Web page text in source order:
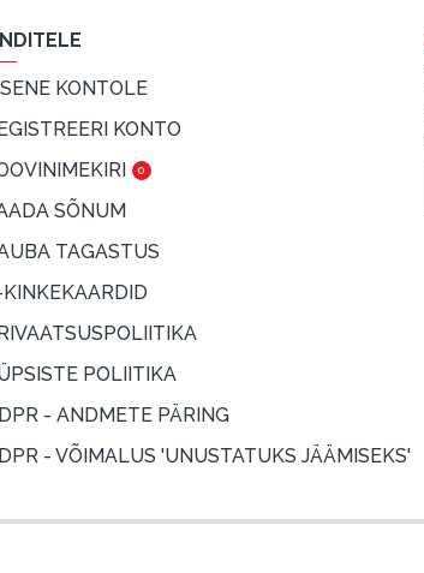
KONTOLE
KONTO
0
SÕNUM
TAGASTUS
POLIITIKA
- ANDMETE PÄRING
- VÕIMALUS 'UNUSTATUKS JÄÄMISEKS'